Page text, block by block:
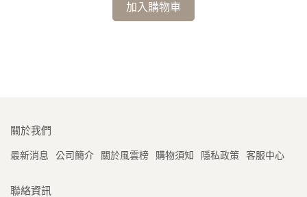
加入購物車
關於我們
最新消息 公司簡介 關於風雲榜 購物須知 隱私政策 客服中心
聯絡資訊